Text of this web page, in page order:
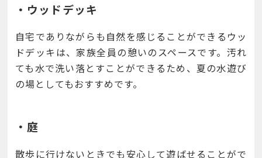
・ウッドデッキ
自宅でありながらも自然を感じることができるウッ
ドデッキは、家族全員の憩いのスペースです。汚れ
ても水で洗い落とすことができるため、夏の水遊び
の場としてもおすすめです。
・庭
散歩に行けないときでも安心して遊ばせることがで